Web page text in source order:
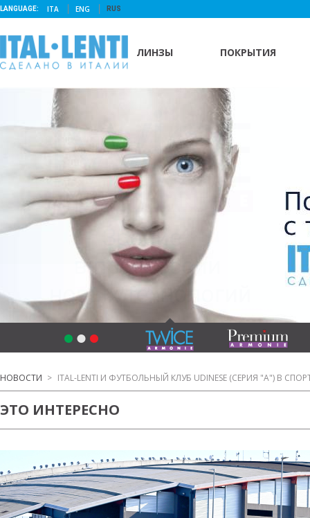
LANGUAGE: ITA ENG RUS
ЛИНЗЫ ПОКРЫТИЯ
НОВОСТИ > ITAL-LENTI И ФУТБОЛЬНЫЙ КЛУБ UDINESE (СЕРИЯ "А") В
ЭТО ИНТЕРЕСНО